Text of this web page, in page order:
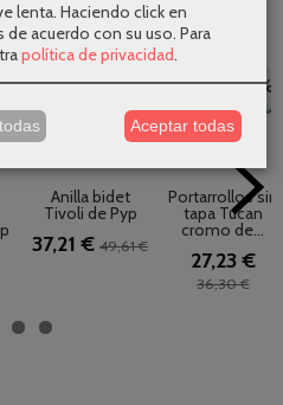
-25 %
Anilla bidet
Tivoli de Pyp
37,21 € 49,61 €
-25 %
Portarrollos sin
tapa Tucan
cromo de...
27,23 €
36,30 €
lenta. Haciendo click en
acuerdo con su uso. Para
política de privacidad
Aceptar todas